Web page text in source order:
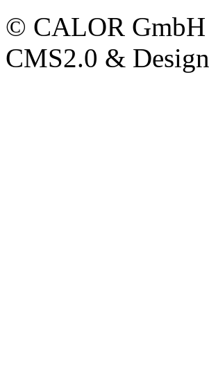
© CALOR
CMS2.0 &